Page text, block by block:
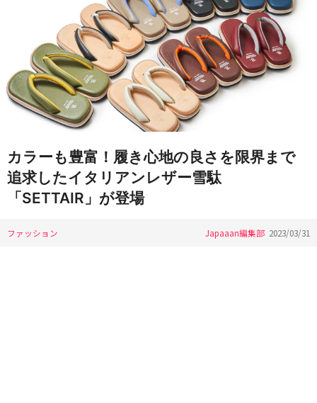
カラーも豊富！履き心地の良さを限界まで
追求したイタリアンレザー雪駄
「SETTAIR」が登場
ファッション Japaaan編集部 2023/03/31